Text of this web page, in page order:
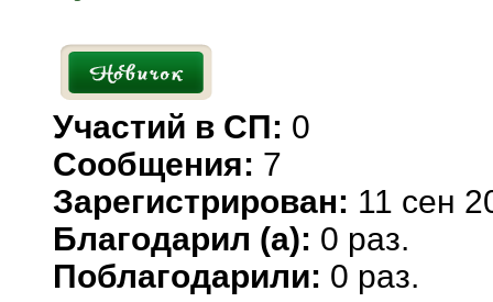
Участий в СП: 0
Сообщения: 7
Зарегистрирован: 11 сен
Благодарил (а): 0 раз.
Поблагодарили: 0 раз.